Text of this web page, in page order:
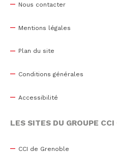
Nous contacter
Mentions légales
Plan du site
Conditions générales
Accessibilité
LES SITES DU GROUPE CCI
CCI de Grenoble